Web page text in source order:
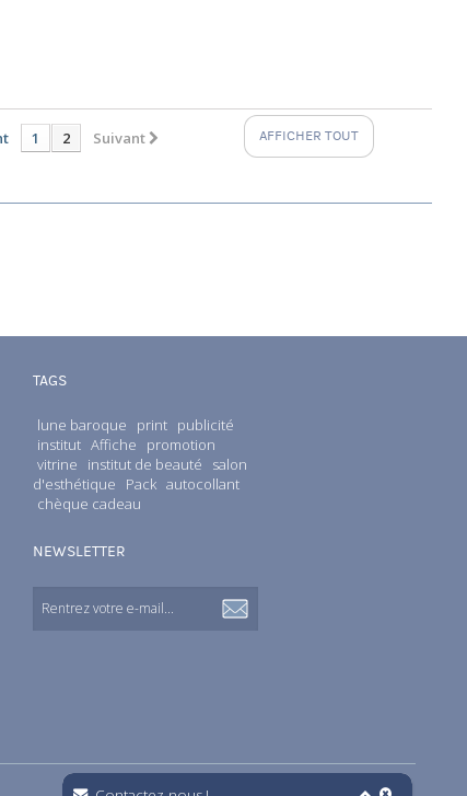
AFFICHER TOUT
1 2 Suivant
TAGS
lune baroque print publicité
institut Affiche
promotion
vitrine
institut de beauté
salon
d'esthétique
Pack autocollant
chèque cadeau
NEWSLETTER